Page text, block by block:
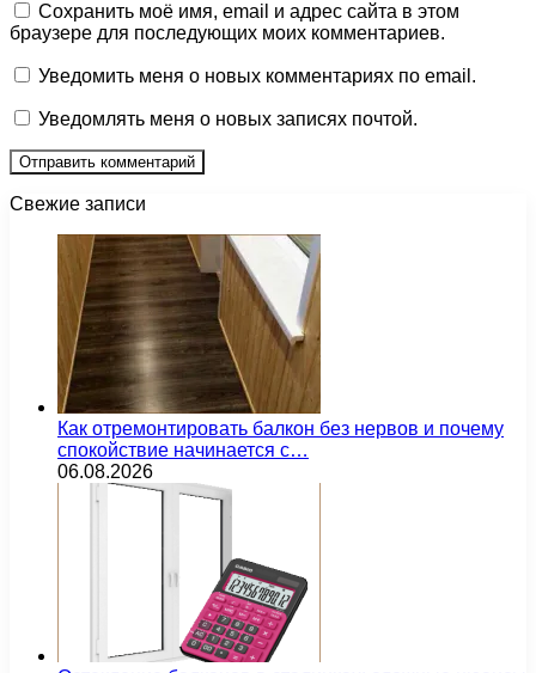
Сохранить моё имя, email и адрес сайта в этом
браузере для последующих моих комментариев.
Уведомить меня о новых комментариях по email.
Уведомлять меня о новых записях почтой.
Свежие записи
Как отремонтировать балкон без нервов и почему
спокойствие начинается с…
06.08.2026